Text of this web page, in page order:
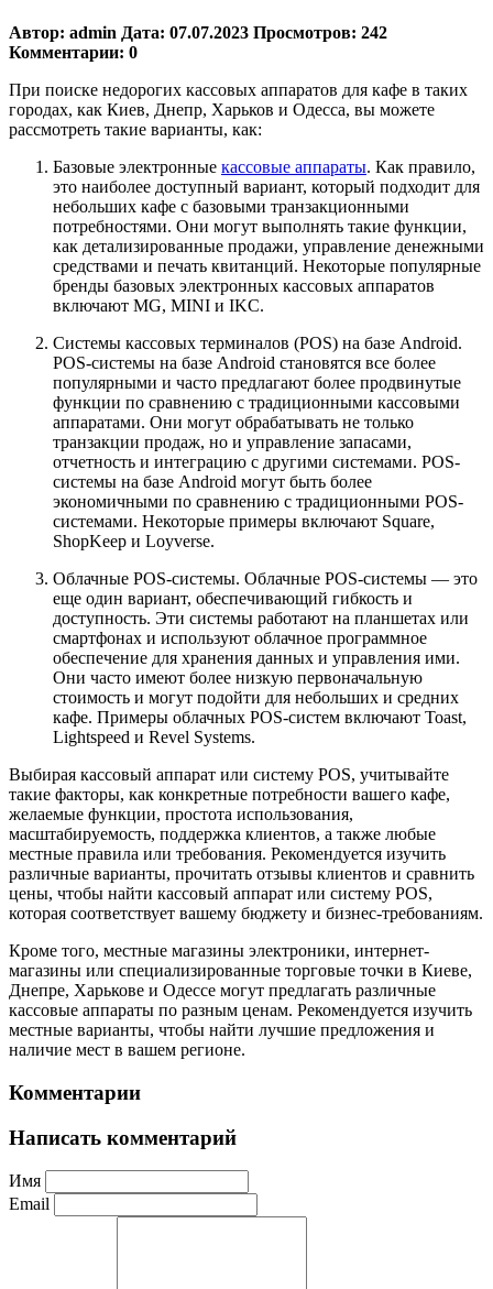
Автор: admin Дата: 07.07.2023 Просмотров: 242
Комментарии: 0
При поиске недорогих кассовых аппаратов для кафе в таких
городах, как Киев, Днепр, Харьков и Одесса, вы можете
рассмотреть такие варианты, как:
Базовые электронные кассовые аппараты. Как правило,
это наиболее доступный вариант, который подходит для
небольших кафе с базовыми транзакционными
потребностями. Они могут выполнять такие функции,
как детализированные продажи, управление денежными
средствами и печать квитанций. Некоторые популярные
бренды базовых электронных кассовых аппаратов
включают MG, MINI и IKC.
Системы кассовых терминалов (POS) на базе Android.
POS-системы на базе Android становятся все более
популярными и часто предлагают более продвинутые
функции по сравнению с традиционными кассовыми
аппаратами. Они могут обрабатывать не только
транзакции продаж, но и управление запасами,
отчетность и интеграцию с другими системами. POS-
системы на базе Android могут быть более
экономичными по сравнению с традиционными POS-
системами. Некоторые примеры включают Square,
ShopKeep и Loyverse.
Облачные POS-системы. Облачные POS-системы — это
еще один вариант, обеспечивающий гибкость и
доступность. Эти системы работают на планшетах или
смартфонах и используют облачное программное
обеспечение для хранения данных и управления ими.
Они часто имеют более низкую первоначальную
стоимость и могут подойти для небольших и средних
кафе. Примеры облачных POS-систем включают Toast,
Lightspeed и Revel Systems.
Выбирая кассовый аппарат или систему POS, учитывайте
такие факторы, как конкретные потребности вашего кафе,
желаемые функции, простота использования,
масштабируемость, поддержка клиентов, а также любые
местные правила или требования. Рекомендуется изучить
различные варианты, прочитать отзывы клиентов и сравнить
цены, чтобы найти кассовый аппарат или систему POS,
которая соответствует вашему бюджету и бизнес-требованиям.
Кроме того, местные магазины электроники, интернет-
магазины или специализированные торговые точки в Киеве,
Днепре, Харькове и Одессе могут предлагать различные
кассовые аппараты по разным ценам. Рекомендуется изучить
местные варианты, чтобы найти лучшие предложения и
наличие мест в вашем регионе.
Комментарии
Написать комментарий
Имя
Email